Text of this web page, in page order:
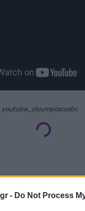
- Do Not Process
youtube_olyumpiacosbc
νέατης
για όλους τους
μεταδόσεις
της